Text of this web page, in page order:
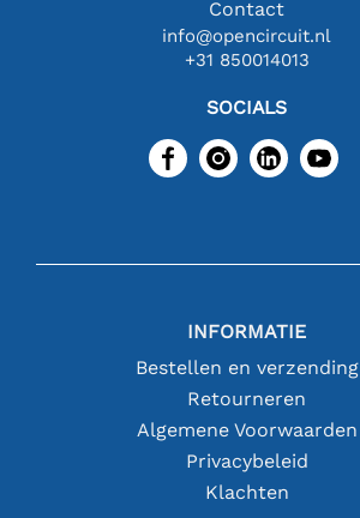
Contact
info@opencircuit.nl
+31 850014013
SOCIALS
INFORMATIE
Bestellen en verzending
Retourneren
Algemene Voorwaarden
Privacybeleid
Klachten